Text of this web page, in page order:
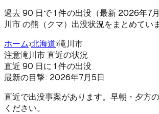
過去 90 日で 1 件の出没（最新 2026年7
川市 の熊（クマ）出没状況をまとめていま
ホーム›北海道›滝川市
注意滝川市 直近の状況
直近 90 日に 1 件の出没
最新の目撃: 2026年7月5日
直近で出没事案があります。早朝・夕方
ください。